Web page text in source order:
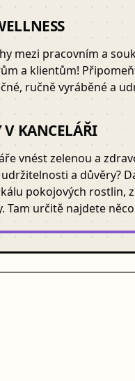
mezi pracovním a
a klientům!
ručně vyráběné a
V KANCELÁŘI
vnést zelenou a
a důvěry?
pokojových rostlin,
Tam určitě najdete